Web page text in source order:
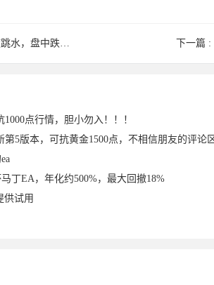
跌幅扩大至1%。 ... 下一篇 :
点行情，胆小勿入！！！
丁EA，年化约500%，最大回撤18%
供试用